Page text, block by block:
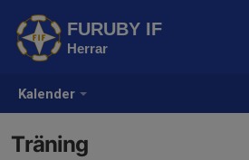
Kalender
FURUBY IF
Herrar
Träning